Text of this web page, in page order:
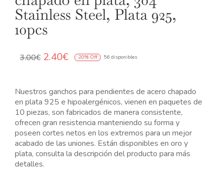
Stainless Steel, Plata 925,
10pcs
3.00€ El
era:
3.00€.
2.40€El
es:
2.40€.
20% Off 56 disponibles
Nuestros ganchos para pendientes de acero chapado
en plata 925 e hipoalergénicos, vienen en paquetes de
10 piezas, son fabricados de manera consistente,
ofrecen gran resistencia manteniendo su forma y
poseen cortes netos en los extremos para un mejor
acabado de las uniones. Están disponibles en oro y
plata, consulta la descripción del producto para más
detalles.